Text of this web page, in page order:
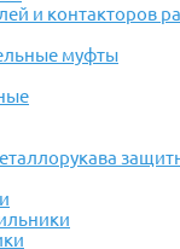
и контакторов
муфты